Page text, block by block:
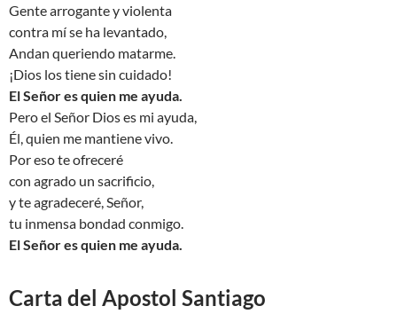
Gente arrogante y violenta
contra mí se ha levantado,
Andan queriendo matarme.
¡Dios los tiene sin cuidado!
El Señor es quien me ayuda.
Pero el Señor Dios es mi ayuda,
Él, quien me mantiene vivo.
Por eso te ofreceré
con agrado un sacrificio,
y te agradeceré, Señor,
tu inmensa bondad conmigo.
El Señor es quien me ayuda.
Carta del Apostol Santiago